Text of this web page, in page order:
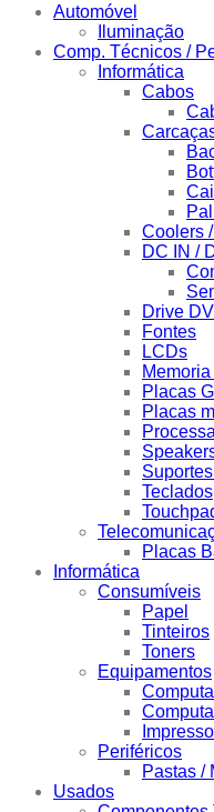
Automóvel
Iluminação
Comp. Técnicos /
Informática
Cabos
Coolers
DC IN /
Drive
Fontes
LCDs
Placas
Placas
Teclados
Placas
Informática
Consumíveis
Papel
Tinteiros
Toners
Equipamentos
Periféricos
Pastas /
Usados